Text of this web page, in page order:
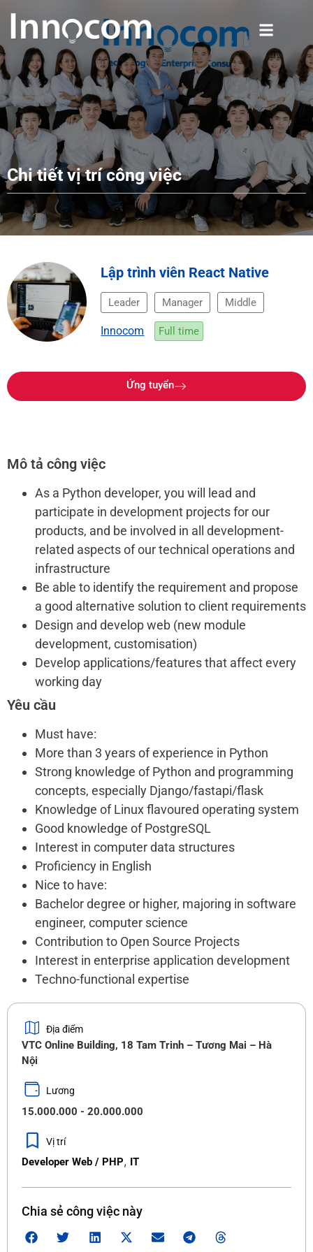
Chi tiết vị trí công việc
Lập trình viên React Native
Leader Manager Middle
Innocom Full time
Ứng tuyển
Mô tả công việc
As a Python developer, you will lead and
participate in development projects for our
products, and be involved in all development-
related aspects of our technical operations and
infrastructure
Be able to identify the requirement and propose
a good alternative solution to client requirements
Design and develop web (new module
development, customisation)
Develop applications/features that affect every
working day
Yêu cầu
Must have:
More than 3 years of experience in Python
Strong knowledge of Python and programming
concepts, especially Django/fastapi/flask
Knowledge of Linux flavoured operating system
Good knowledge of PostgreSQL
Interest in computer data structures
Proficiency in English
Nice to have:
Bachelor degree or higher, majoring in software
engineer, computer science
Contribution to Open Source Projects
Interest in enterprise application development
Techno-functional expertise
Địa điểm
VTC Online Building, 18 Tam Trinh – Tương Mai – Hà
Nội
Lương
15.000.000 - 20.000.000
Vị trí
Developer Web / PHP, IT
Chia sẻ công việc này